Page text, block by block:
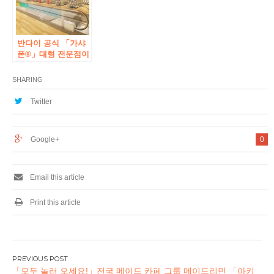
반다이 공식 「가샤
폰®」대형 전문점이
장! 「가샤 폰 반다이
오피셜 숍」아키하
바라 점 2023 년 3 월
SHARING
Twitter
0
Google+
Email this article
Print this article
글
「모두 놀러 오세요!」전국 메이드 카페 그룹 메이드리민 「아키